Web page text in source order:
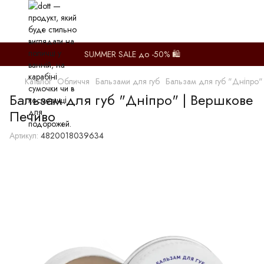
SUMMER SALE до -50% 🛍️
Каталог Обличчя Бальзами для губ Бальзам для губ
Бальзам для губ "Дніпро" | Вершкове
Печиво
Артикул: 4820018039634